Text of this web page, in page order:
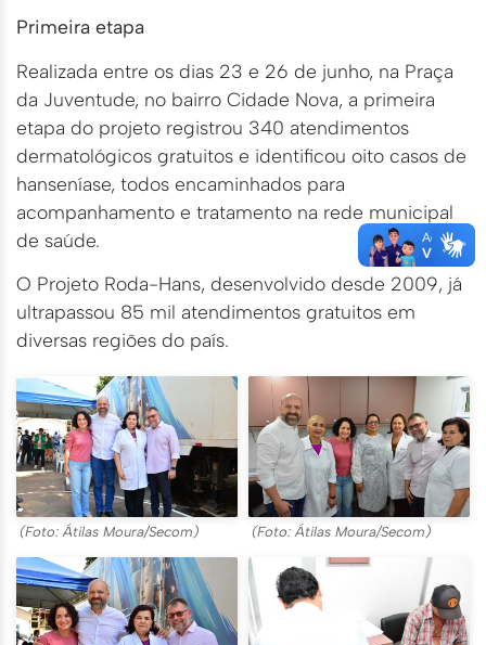
Primeira etapa
Realizada entre os dias 23 e 26 de junho, na Praça
da Juventude, no bairro Cidade Nova, a primeira
etapa do projeto registrou 340 atendimentos
dermatológicos gratuitos e identificou oito casos de
hanseníase, todos encaminhados para
acompanhamento e tratamento na rede municipal
de saúde.
O Projeto Roda-Hans, desenvolvido desde 2009, já
ultrapassou 85 mil atendimentos gratuitos em
diversas regiões do país.
(Foto: Átilas Moura/Secom) (Foto: Átilas Moura/Secom)